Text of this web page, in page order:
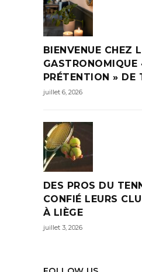
BIENVENUE CHEZ
GASTRONOMIQUE
PRÉTENTION » DE
juillet 6, 2026
DES PROS DU
CONFIÉ LEURS
À LIÈGE
juillet 3, 2026